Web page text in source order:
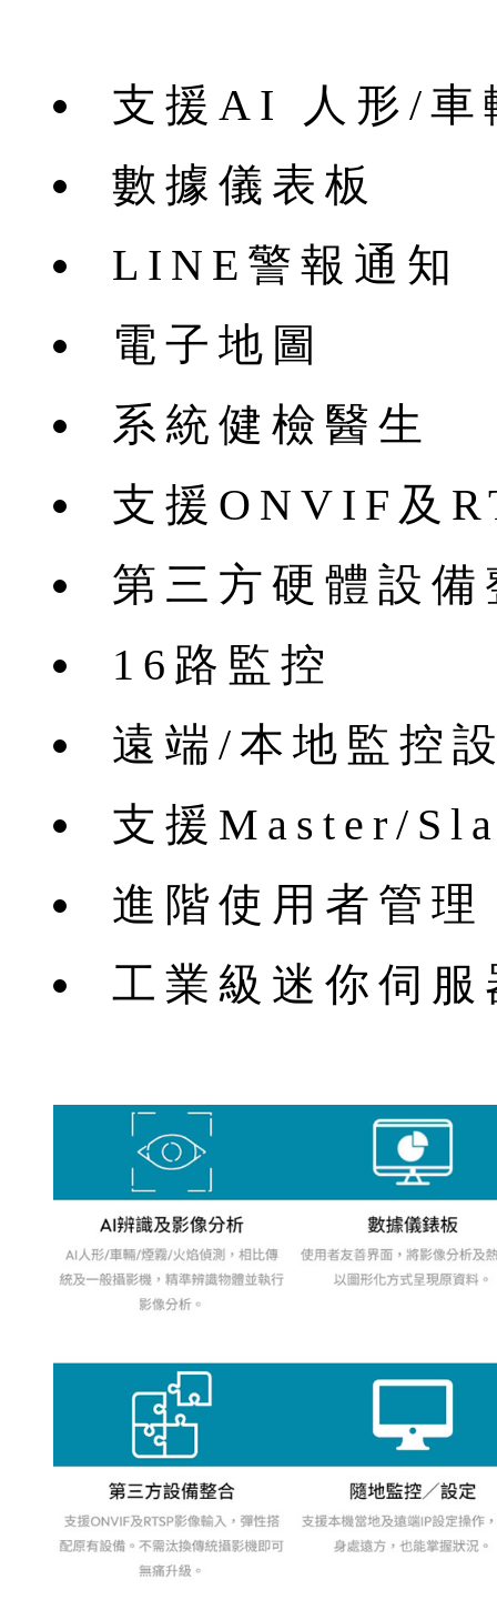
支援AI 人形/車
數據儀表板
LINE警報通知
電子地圖
系統健檢醫生
支援ONVIF及
第三方硬體設備
16路監控
遠端/本地監控
支援Master/
進階使用者管理
工業級迷你伺服